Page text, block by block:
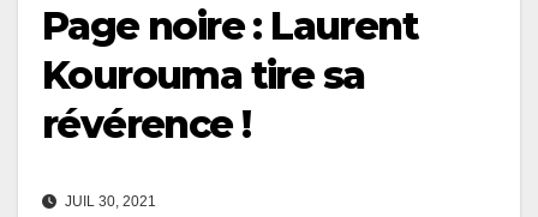
Page noire : Laurent
Kourouma tire sa
révérence !
JUIL 30, 2021